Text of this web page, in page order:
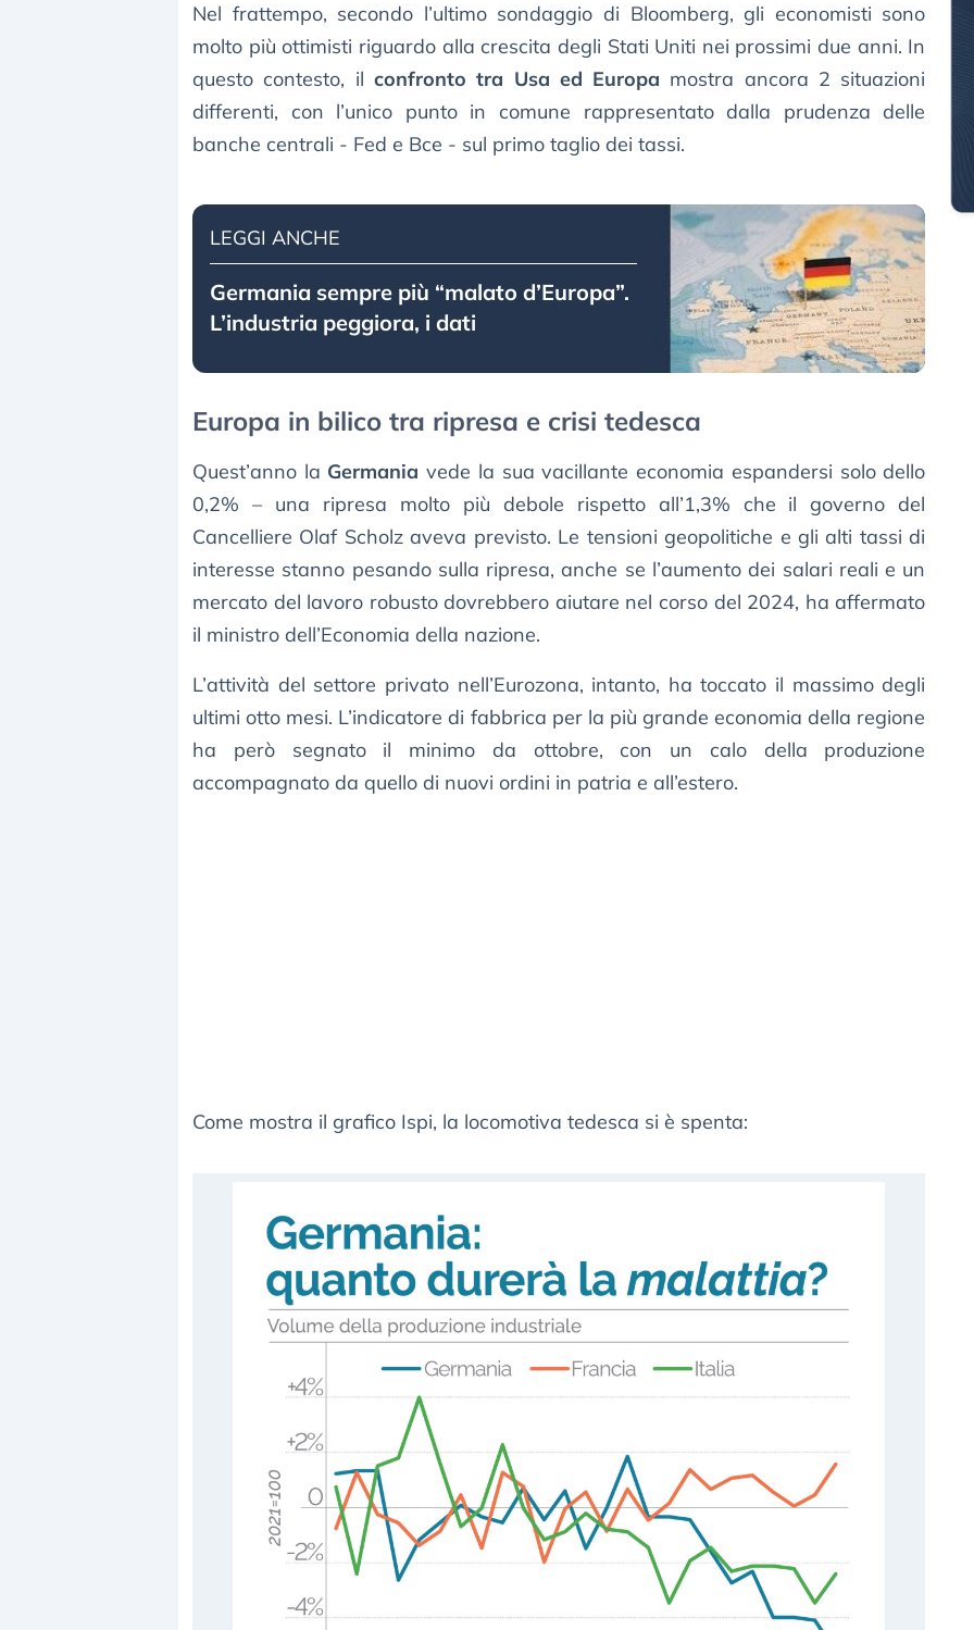
Nel frattempo, secondo l’ultimo sondaggio di Bloomberg, gli economisti sono
molto più ottimisti riguardo alla crescita degli Stati Uniti nei prossimi due anni. In
questo contesto, il confronto tra Usa ed Europa mostra ancora 2 situazioni
differenti, con l’unico punto in comune rappresentato dalla prudenza delle
banche centrali - Fed e Bce - sul primo taglio dei tassi.
LEGGI ANCHE
Germania sempre più “malato d’Europa”.
L’industria peggiora, i dati
Europa in bilico tra ripresa e crisi tedesca
Quest’anno la Germania vede la sua vacillante economia espandersi solo dello
0,2% – una ripresa molto più debole rispetto all’1,3% che il governo del
Cancelliere Olaf Scholz aveva previsto. Le tensioni geopolitiche e gli alti tassi di
interesse stanno pesando sulla ripresa, anche se l’aumento dei salari reali e un
mercato del lavoro robusto dovrebbero aiutare nel corso del 2024, ha affermato
il ministro dell’Economia della nazione.
L’attività del settore privato nell’Eurozona, intanto, ha toccato il massimo degli
ultimi otto mesi. L’indicatore di fabbrica per la più grande economia della regione
ha però segnato il minimo da ottobre, con un calo della produzione
accompagnato da quello di nuovi ordini in patria e all’estero.
Come mostra il grafico Ispi, la locomotiva tedesca si è spenta: